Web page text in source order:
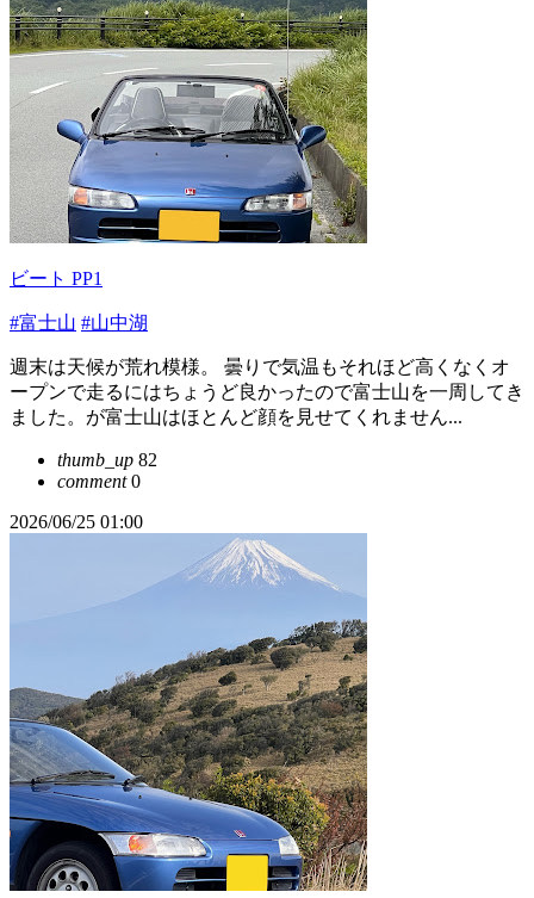
ビート PP1
#富士山 #山中湖
週末は天候が荒れ模様。 曇りで気温もそれほど高くなくオ
ープンで走るにはちょうど良かったので富士山を一周してき
ました。が富士山はほとんど顔を見せてくれません...
thumb_up 82
comment0
2026/06/25 01:00